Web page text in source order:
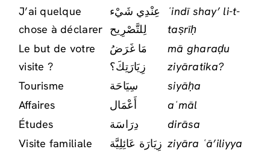
J’ai quelque
chose à déclarer
عِنْدِي شَيْء
لِلتَّصْرِيح
ʿindī shay’ li-t-
taṣrīḥ
Le but de votre
visite ?
مَا غَرَضُ
زِيَارَتِكَ؟
mā gharaḍu
ziyāratika?
Tourisme
سِيَاحَة
siyāḥa
Affaires
أَعْمَال
aʿmāl
Études
دِرَاسَة
dirāsa
Visite familiale
زِيَارَة عَائِلِيَّة ziyāra ʿā’iliyya